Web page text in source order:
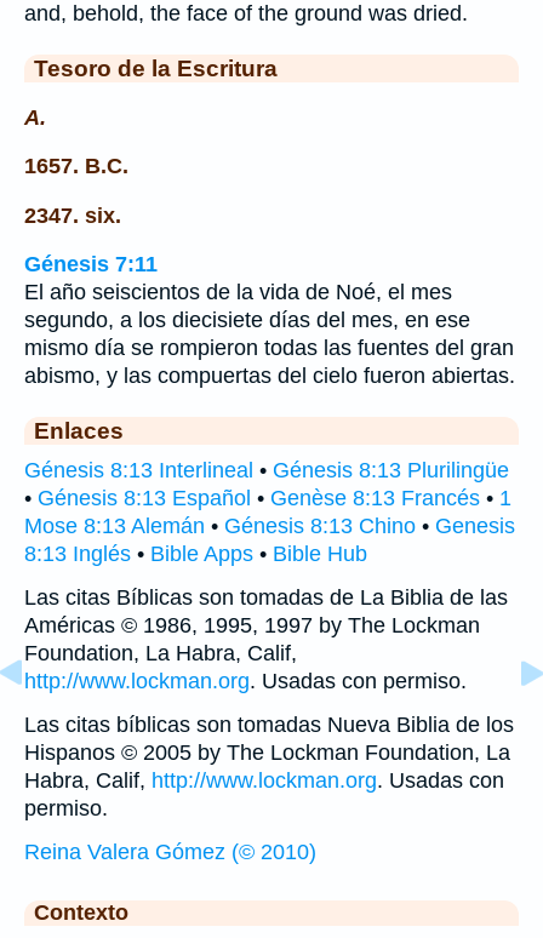
and, behold, the face of the ground was dried.
Tesoro de la Escritura
A.
1657. B.C.
2347. six.
Génesis 7:11
El año seiscientos de la vida de Noé, el mes
segundo, a los diecisiete días del mes, en ese
mismo día se rompieron todas las fuentes del gran
abismo, y las compuertas del cielo fueron abiertas.
Enlaces
Génesis 8:13 Interlineal • Génesis 8:13 Plurilingüe
• Génesis 8:13 Español • Genèse 8:13 Francés • 1
Mose 8:13 Alemán • Génesis 8:13 Chino • Genesis
8:13 Inglés • Bible Apps • Bible Hub
Las citas Bíblicas son tomadas de La Biblia de las
Américas © 1986, 1995, 1997 by The Lockman
Foundation, La Habra, Calif,
http://www.lockman.org. Usadas con permiso.
Las citas bíblicas son tomadas Nueva Biblia de los
Hispanos © 2005 by The Lockman Foundation, La
Habra, Calif, http://www.lockman.org. Usadas con
permiso.
Reina Valera Gómez (© 2010)
Contexto